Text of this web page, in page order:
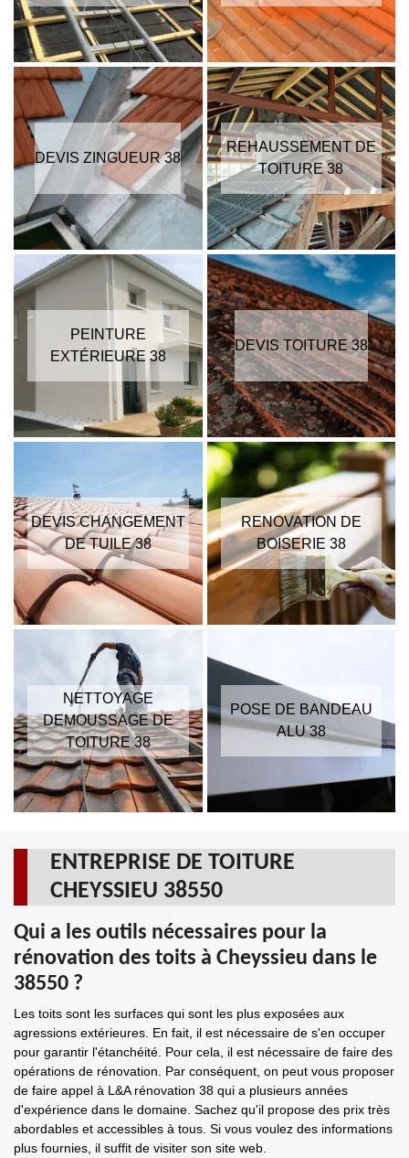
DEVIS ZINGUEUR 38
REHAUSSEMENT DE
TOITURE 38
PEINTURE
EXTÉRIEURE 38
DEVIS TOITURE 38
DEVIS CHANGEMENT
DE TUILE 38
RENOVATION DE
BOISERIE 38
NETTOYAGE
DEMOUSSAGE DE
TOITURE 38
POSE DE BANDEAU
ALU 38
ENTREPRISE DE TOITURE
CHEYSSIEU 38550
Qui a les outils nécessaires pour la
rénovation des toits à Cheyssieu dans le
38550 ?
Les toits sont les surfaces qui sont les plus exposées aux
agressions extérieures. En fait, il est nécessaire de s'en occuper
pour garantir l'étanchéité. Pour cela, il est nécessaire de faire des
opérations de rénovation. Par conséquent, on peut vous proposer
de faire appel à L&A rénovation 38 qui a plusieurs années
d'expérience dans le domaine. Sachez qu'il propose des prix très
abordables et accessibles à tous. Si vous voulez des informations
plus fournies, il suffit de visiter son site web.